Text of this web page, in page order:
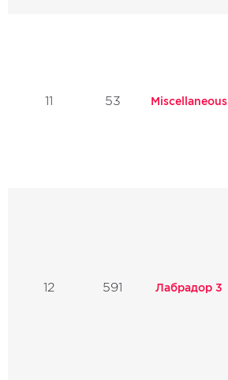
11 53 Miscellaneous
12 591 Лабрадор 3